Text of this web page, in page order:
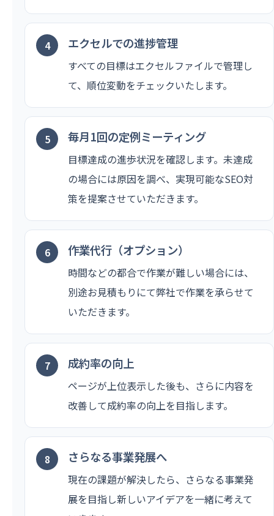
エクセルでの進捗管理
すべての目標はエクセルファイルで管理し
て、順位変動をチェックいたします。
毎月1回の定例ミーティング
目標達成の進歩状況を確認します。未達成
の場合には原因を調べ、実現可能なSEO対
策を提案させていただきます。
作業代行（オプション）
時間などの都合で作業が難しい場合には、
別途お見積もりにて弊社で作業を承らせて
いただきます。
成約率の向上
ページが上位表示した後も、さらに内容を
改善して成約率の向上を目指します。
さらなる事業発展へ
現在の課題が解決したら、さらなる事業発
展を目指し新しいアイデアを一緒に考えて